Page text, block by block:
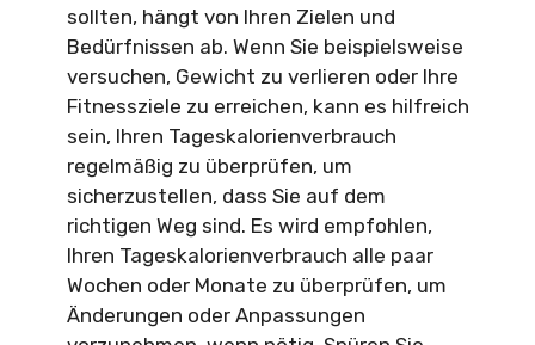
sollten, hängt von Ihren Zielen und
Bedürfnissen ab. Wenn Sie beispielsweise
versuchen, Gewicht zu verlieren oder Ihre
Fitnessziele zu erreichen, kann es hilfreich
sein, Ihren Tageskalorienverbrauch
regelmäßig zu überprüfen, um
sicherzustellen, dass Sie auf dem
richtigen Weg sind. Es wird empfohlen,
Ihren Tageskalorienverbrauch alle paar
Wochen oder Monate zu überprüfen, um
Änderungen oder Anpassungen